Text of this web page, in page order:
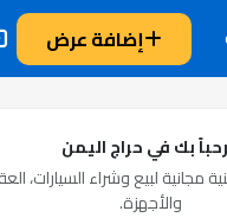
إضافة عرض
بك في حراج اليمن
لبيع وشراء السيارات،
والأجهزة.